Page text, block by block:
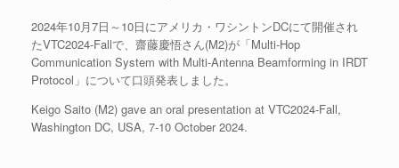
2024年10月7日～10日にアメリカ・ワシントンDCにて開催され
たVTC2024-Fallで、齋藤慶悟さん(M2)が「Multi-Hop
Communication System with Multi-Antenna Beamforming in IRDT
Protocol」について口頭発表しました。
Keigo Saito (M2) gave an oral presentation at VTC2024-Fall,
Washington DC, USA, 7-10 October 2024.